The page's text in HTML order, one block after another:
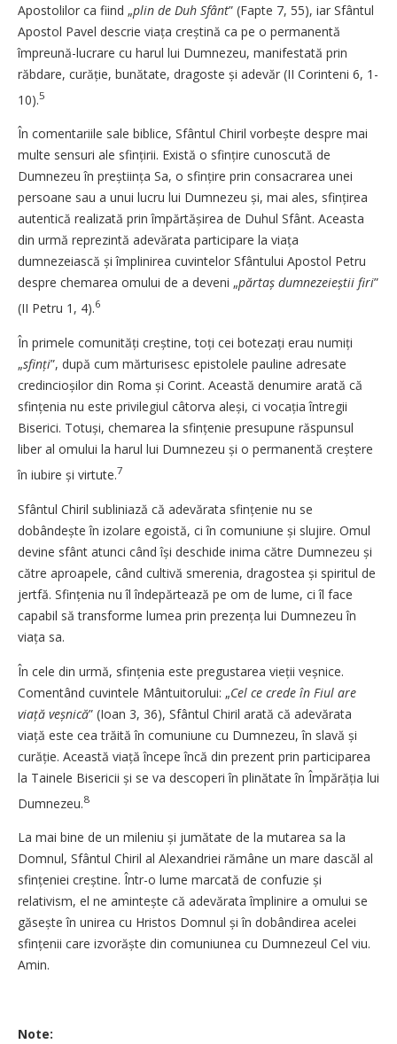
Apostolilor ca fiind „plin de Duh Sfânt” (Fapte 7, 55), iar Sfântul
Apostol Pavel descrie viața creștină ca pe o permanentă
împreună-lucrare cu harul lui Dumnezeu, manifestată prin
răbdare, curăție, bunătate, dragoste și adevăr (II Corinteni 6, 1-
10).5
În comentariile sale biblice, Sfântul Chiril vorbește despre mai
multe sensuri ale sfințirii. Există o sfințire cunoscută de
Dumnezeu în preștiința Sa, o sfințire prin consacrarea unei
persoane sau a unui lucru lui Dumnezeu și, mai ales, sfințirea
autentică realizată prin împărtă­șirea de Duhul Sfânt. Aceasta
din urmă reprezintă adevărata participare la viața
dumnezeiască și împlinirea cuvintelor Sfântului Apostol Petru
despre chemarea omului de a deveni „părtaș dumnezeieștii firi”
(II Petru 1, 4).6
În primele comunități creștine, toți cei botezați erau numiți
„sfinți”, după cum mărturisesc epistolele pauline adresate
credincioșilor din Roma și Corint. Această denumire arată că
sfințenia nu este privilegiul câtorva aleși, ci vocația întregii
Biserici. Totuși, chemarea la sfințenie presupune răspunsul
liber al omului la harul lui Dumnezeu și o permanentă creștere
în iubire și virtute.7
Sfântul Chiril subliniază că adevărata sfințenie nu se
dobândește în izolare egoistă, ci în comuniune și slujire. Omul
devine sfânt atunci când își deschide inima către Dumnezeu și
către aproapele, când cultivă smerenia, dragostea și spiritul de
jertfă. Sfințenia nu îl îndepărtează pe om de lume, ci îl face
capabil să transforme lumea prin prezența lui Dumnezeu în
viața sa.
În cele din urmă, sfințenia este pregustarea vieții veșnice.
Comentând cuvintele Mântuitorului: „Cel ce crede în Fiul are
viață veșnică” (Ioan 3, 36), Sfântul Chiril arată că adevărata
viață este cea trăită în comuniune cu Dumnezeu, în slavă și
curăție. Această viață începe încă din prezent prin participarea
la Tainele Bisericii și se va descoperi în plinătate în Împărăția lui
Dumnezeu.8
La mai bine de un mileniu și jumătate de la mutarea sa la
Domnul, Sfântul Chiril al Alexandriei rămâne un mare dascăl al
sfințeniei creștine. Într-o lume marcată de confuzie și
relativism, el ne amintește că adevărata împlinire a omului se
găsește în unirea cu Hristos Domnul și în dobândirea acelei
sfințenii care izvorăște din comuniunea cu Dumnezeul Cel viu.
Amin.
Note: